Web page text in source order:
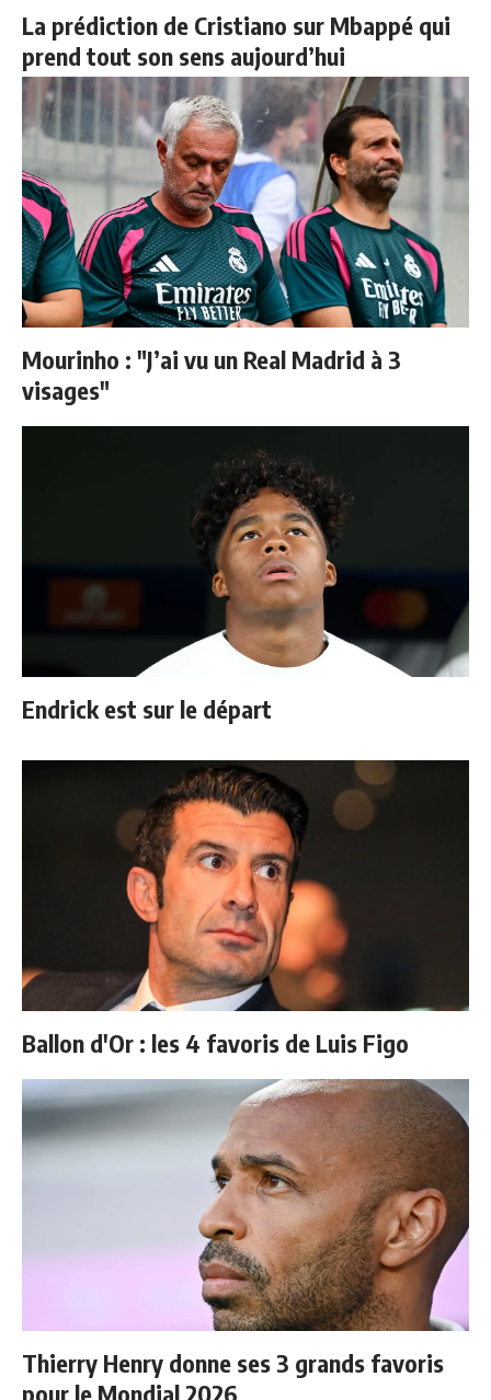
La prédiction de Cristiano sur Mbappé qui
prend tout son sens aujourd’hui
Mourinho : "J’ai vu un Real Madrid à 3
visages"
Endrick est sur le départ
Ballon d'Or : les 4 favoris de Luis Figo
Thierry Henry donne ses 3 grands favoris
pour le Mondial 2026